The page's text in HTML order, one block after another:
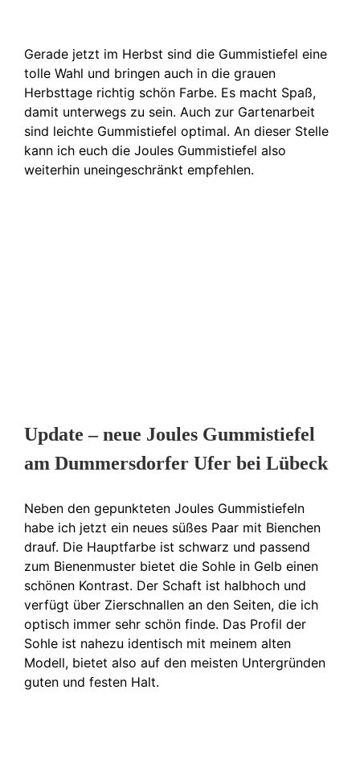
Gerade jetzt im Herbst sind die Gummistiefel eine
tolle Wahl und bringen auch in die grauen
Herbsttage richtig schön Farbe. Es macht Spaß,
damit unterwegs zu sein. Auch zur Gartenarbeit
sind leichte Gummistiefel optimal. An dieser Stelle
kann ich euch die Joules Gummistiefel also
weiterhin uneingeschränkt empfehlen.
Update – neue Joules Gummistiefel
am Dummersdorfer Ufer bei Lübeck
Neben den gepunkteten Joules Gummistiefeln
habe ich jetzt ein neues süßes Paar mit Bienchen
drauf. Die Hauptfarbe ist schwarz und passend
zum Bienenmuster bietet die Sohle in Gelb einen
schönen Kontrast. Der Schaft ist halbhoch und
verfügt über Zierschnallen an den Seiten, die ich
optisch immer sehr schön finde. Das Profil der
Sohle ist nahezu identisch mit meinem alten
Modell, bietet also auf den meisten Untergründen
guten und festen Halt.